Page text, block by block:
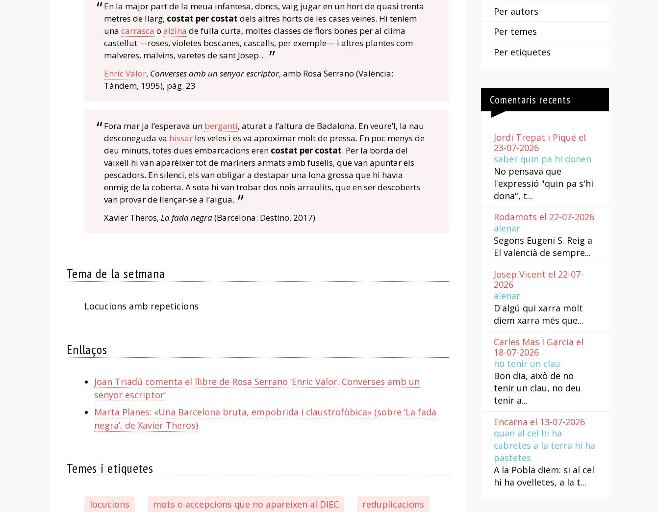
En la major part de la meua infantesa, doncs, vaig jugar en un hort de quasi trenta
metres de llarg, costat per costat dels altres horts de les cases veïnes. Hi teníem
una carrasca o alzina de fulla curta, moltes classes de flors bones per al clima
castellut —roses, violetes boscanes, cascalls, per exemple— i altres plantes com
malveres, malvins, varetes de sant Josep…
Enric Valor, Converses amb un senyor escriptor, amb Rosa Serrano (València:
Tàndem, 1995), pàg. 23
Fora mar ja l’esperava un bergantí, aturat a l’altura de Badalona. En veure’l, la nau
desconeguda va hissarles veles i es va aproximar molt de pressa. En poc menys de
deu minuts, totes dues embarcacions eren costat per costat. Per la borda del
vaixell hi van aparèixer tot de mariners armats amb fusells, que van apuntar els
pescadors. En silenci, els van obligar a destapar una lona grossa que hi havia
enmig de la coberta. A sota hi van trobar dos nois arraulits, que en ser descoberts
van provar de llençar-se a l’aigua.
Xavier Theros, La fada negra(Barcelona: Destino, 2017)
Tema de la setmana
Locucions amb repeticions
Enllaços
Joan Triadú comenta el llibre de Rosa Serrano ‘Enric Valor. Converses amb un
senyor escriptor’
Marta Planes: «Una Barcelona bruta, empobrida i claustrofòbica» (sobre ‘La fada
negra’, de Xavier Theros)
Temes i etiquetes
locucions mots o accepcions que no apareixen al DIEC reduplicacions
Per autors
Per temes
Per etiquetes
Comentaris recents
Jordi Trepat i Piqué el
23-07-2026
saber quin pa hi donen
No pensava que
l'expressió "quin pa s'hi
dona", t...
Rodamots el 22-07-2026
alenar
Segons Eugeni S. Reig a
El valencià de sempre...
Josep Vicent el 22-07-
2026
alenar
D'algú qui xarra molt
diem xarra més que...
Carles Mas i Garcia el
18-07-2026
no tenir un clau
Bon dia, això de no
tenir un clau, no deu
tenir a...
Encarna el 13-07-2026
quan al cel hi ha
cabretes a la terra hi ha
pastetes
A la Pobla diem: si al cel
hi ha ovelletes, a la t...